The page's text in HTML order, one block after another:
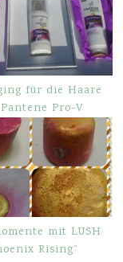
für die Haare
Pro-V
mit LUSH
Rising“